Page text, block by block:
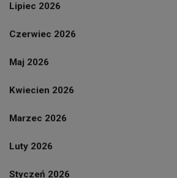
Lipiec 2026
Czerwiec 2026
Maj 2026
Kwiecien 2026
Marzec 2026
Luty 2026
Styczeń 2026